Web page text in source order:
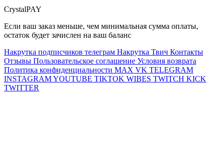
CrystalPAY
Если ваш заказ меньше, чем минимальная сумма оплаты,
остаток будет зачислен на ваш баланс
Накрутка подписчиков телеграм Накрутка Твич Контакты
Отзывы Пользовательское соглашение Условия возврата
Политика конфиденциальности MAX VK TELEGRAM
INSTAGRAMYOUTUBE TIKTOK WIBES TWITCH KICK
TWITTER